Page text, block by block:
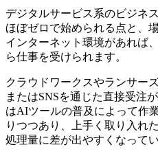
デジタルサービス系のビジネ
ほぼゼロで始められる点と、
インターネット環境があれば
ら仕事を受けられます。
クラウドワークスやランサー
またはSNSを通じた直接受注
はAIツールの普及によって作
りつつあり、上手く取り入れ
処理量に差が出やすくなってい